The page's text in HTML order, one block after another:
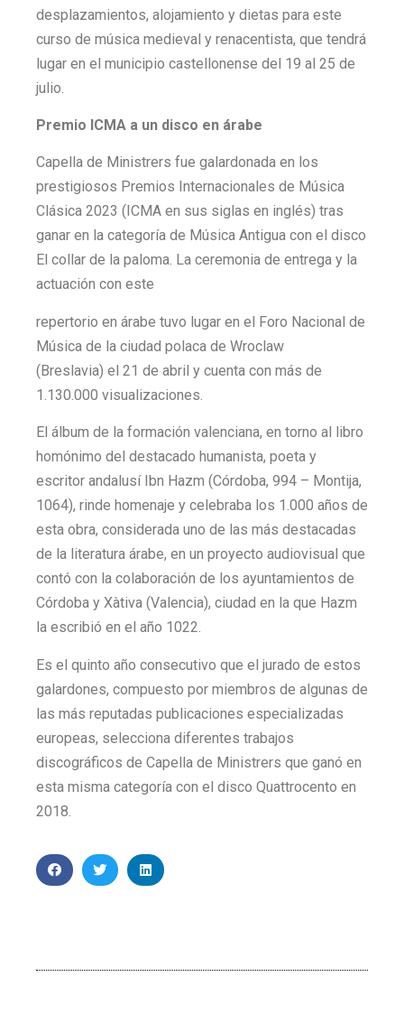
desplazamientos, alojamiento y dietas para este
curso de música medieval y renacentista, que tendrá
lugar en el municipio castellonense del 19 al 25 de
julio.
Premio ICMA a un disco en árabe
Capella de Ministrers fue galardonada en los
prestigiosos Premios Internacionales de Música
Clásica 2023 (ICMA en sus siglas en inglés) tras
ganar en la categoría de Música Antigua con el disco
El collar de la paloma. La ceremonia de entrega y la
actuación con este
repertorio en árabe tuvo lugar en el Foro Nacional de
Música de la ciudad polaca de Wroclaw
(Breslavia) el 21 de abril y cuenta con más de
1.130.000 visualizaciones.
El álbum de la formación valenciana, en torno al libro
homónimo del destacado humanista, poeta y
escritor andalusí Ibn Hazm (Córdoba, 994 – Montija,
1064), rinde homenaje y celebraba los 1.000 años de
esta obra, considerada uno de las más destacadas
de la literatura árabe, en un proyecto audiovisual que
contó con la colaboración de los ayuntamientos de
Córdoba y Xàtiva (Valencia), ciudad en la que Hazm
la escribió en el año 1022.
Es el quinto año consecutivo que el jurado de estos
galardones, compuesto por miembros de algunas de
las más reputadas publicaciones especializadas
europeas, selecciona diferentes trabajos
discográficos de Capella de Ministrers que ganó en
esta misma categoría con el disco Quattrocento en
2018.